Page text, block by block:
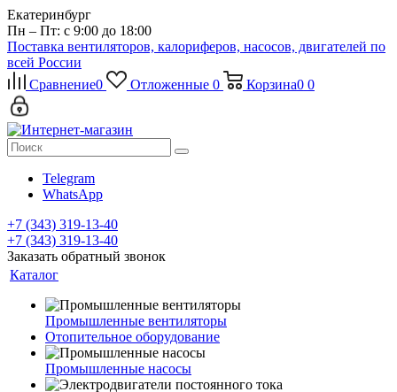
Екатеринбург
Пн – Пт: с 9:00 до 18:00
Поставка вентиляторов, калориферов, насосов, двигателей по
всей России
Сравнение0 Отложенные 0 Корзина0 0
Telegram
WhatsApp
+7 (343) 319-13-40
+7 (343) 319-13-40
Заказать обратный звонок
Каталог
Промышленные вентиляторы
Отопительное оборудование
Промышленные насосы